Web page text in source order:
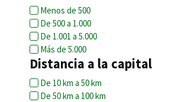
Menos de 500
De 500 a 1.000
De 1.001 a 5.000
Más de 5.000
Distancia a la capital
De 10 km a 50 km
De 50 km a 100 km